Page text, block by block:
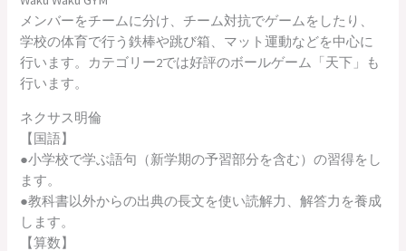
メンバーをチームに分け、チーム対抗でゲームをしたり、
学校の体育で行う鉄棒や跳び箱、マット運動などを中心に
行います。カテゴリー2では好評のボールゲーム「天下」も
行います。
ネクサス明倫
【国語】
●小学校で学ぶ語句（新学期の予習部分を含む）の習得をし
ます。
●教科書以外からの出典の長文を使い読解力、解答力を養成
します。
【算数】